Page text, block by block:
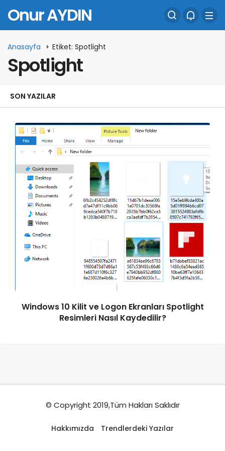
Onur AYDIN
Anasayfa Etiket: Spotlight
Spotlight
SON YAZILAR
Windows 10 Kilit ve Logon Ekranları Spotlight
Resimleri Nasıl Kaydedilir?
© Copyright 2019,Tüm Hakları Saklıdır
Hakkımızda Trendlerdeki Yazılar